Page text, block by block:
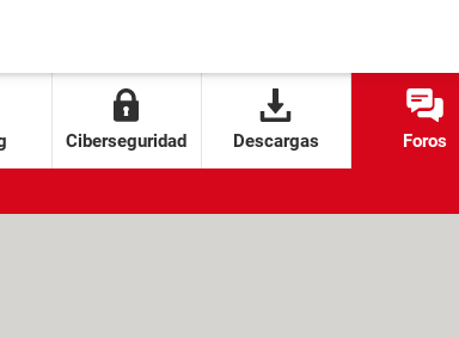
Ciberseguridad Descargas Foros